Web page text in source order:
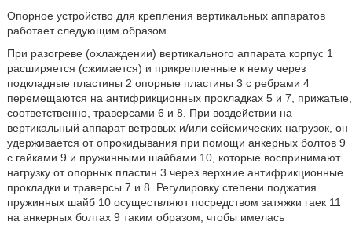
Опорное устройство для крепления вертикальных аппаратов
работает следующим образом.
При разогреве (охлаждении) вертикального аппарата корпус 1
расширяется (сжимается) и прикрепленные к нему через
подкладные пластины 2 опорные пластины 3 с ребрами 4
перемещаются на антифрикционных прокладках 5 и 7, прижатые,
соответственно, траверсами 6 и 8. При воздействии на
вертикальный аппарат ветровых и/или сейсмических нагрузок, он
удерживается от опрокидывания при помощи анкерных болтов 9
с гайками 9 и пружинными шайбами 10, которые воспринимают
нагрузку от опорных пластин 3 через верхние антифрикционные
прокладки и траверсы 7 и 8. Регулировку степени поджатия
пружинных шайб 10 осуществляют посредством затяжки гаек 11
на анкерных болтах 9 таким образом, чтобы имелась